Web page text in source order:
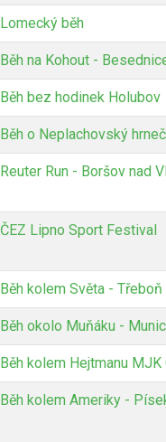
Lomecký běh
Běh na Kohout -
Běh bez hodinek Holubov
Běh o Neplachovský
Reuter Run - Boršov nad
ČEZ Lipno Sport Festival
Běh kolem Světa - Třeboň
Běh okolo Muňáku -
Běh kolem Hejtmanu MJK
Běh kolem Ameriky -